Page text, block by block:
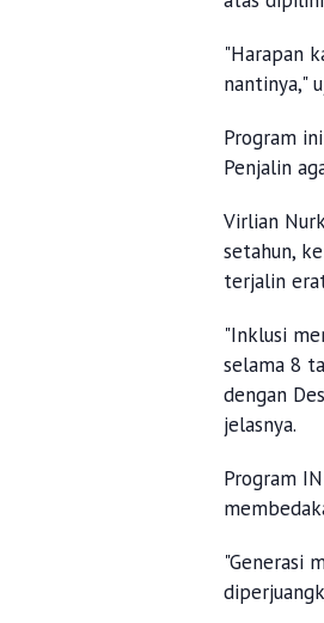
"Harapan
nantinya,"
Program
Penjalin
Virlian
setahun,
terjalin
"Inklusi
selama 8
dengan
jelasnya.
Program
"Generasi